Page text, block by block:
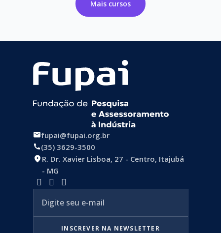
Mais cursos
fupai@fupai.org.br
(35) 3629-3500
R. Dr. Xavier Lisboa, 27 - Centro, Itajubá
- MG
INSCREVER NA NEWSLETTER